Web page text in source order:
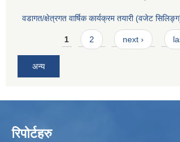
वडागत/क्षेत्रगत वार्षिक कार्यक्रम तयारी (वजेट
Pages1 2 next ›
अन्य
रिपोर्टहरु